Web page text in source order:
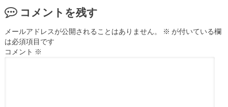
コメントを残す
メールアドレスが公開されることはありません。 ※ が付いている欄
は必須項目です
コメント ※